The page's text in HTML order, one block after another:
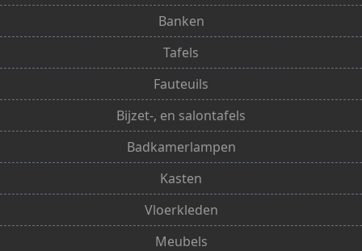
Banken
Tafels
Fauteuils
Bijzet-, en salontafels
Badkamerlampen
Kasten
Vloerkleden
Meubels